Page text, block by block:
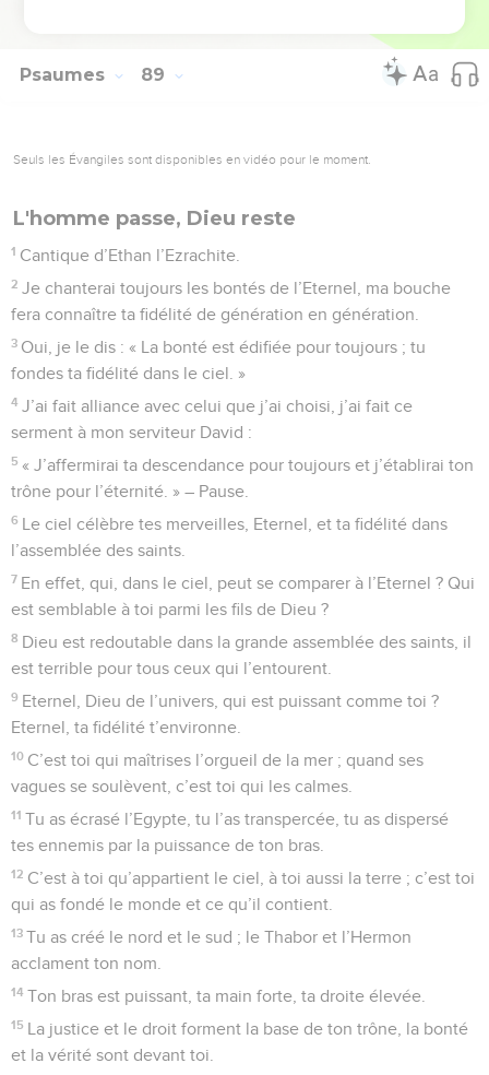
Psaumes 89
Seuls les Évangiles sont disponibles en vidéo pour le moment.
L'homme passe, Dieu reste
1 Cantique d’Ethan l’Ezrachite.
2 Je chanterai toujours les bontés de l’Eternel, ma bouche
fera connaître ta fidélité de génération en génération.
3 Oui, je le dis : « La bonté est édifiée pour toujours ; tu
fondes ta fidélité dans le ciel. »
4 J’ai fait alliance avec celui que j’ai choisi, j’ai fait ce
serment à mon serviteur David :
5 « J’affermirai ta descendance pour toujours et j’établirai ton
trône pour l’éternité. » – Pause.
6 Le ciel célèbre tes merveilles, Eternel, et ta fidélité dans
l’assemblée des saints.
7 En effet, qui, dans le ciel, peut se comparer à l’Eternel ? Qui
est semblable à toi parmi les fils de Dieu ?
8 Dieu est redoutable dans la grande assemblée des saints, il
est terrible pour tous ceux qui l’entourent.
9 Eternel, Dieu de l’univers, qui est puissant comme toi ?
Eternel, ta fidélité t’environne.
10 C’est toi qui maîtrises l’orgueil de la mer ; quand ses
vagues se soulèvent, c’est toi qui les calmes.
11 Tu as écrasé l’Egypte, tu l’as transpercée, tu as dispersé
tes ennemis par la puissance de ton bras.
12 C’est à toi qu’appartient le ciel, à toi aussi la terre ; c’est toi
qui as fondé le monde et ce qu’il contient.
13 Tu as créé le nord et le sud ; le Thabor et l’Hermon
acclament ton nom.
14 Ton bras est puissant, ta main forte, ta droite élevée.
15 La justice et le droit forment la base de ton trône, la bonté
et la vérité sont devant toi.